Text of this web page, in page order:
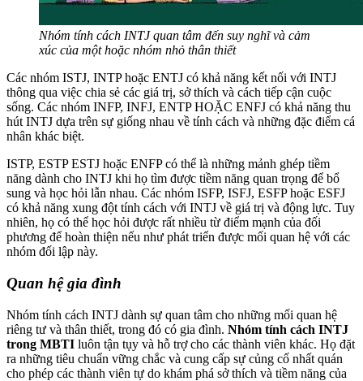
Nhóm tính cách INTJ quan tâm đến suy nghĩ và cảm
xúc của một hoặc nhóm nhỏ thân thiết
Các nhóm ISTJ, INTP hoặc ENTJ có khả năng kết nối với INTJ
thông qua việc chia sẻ các giá trị, sở thích và cách tiếp cận cuộc
sống. Các nhóm INFP, INFJ, ENTP HOẶC ENFJ có khả năng thu
hút INTJ dựa trên sự giống nhau về tính cách và những đặc điểm cá
nhân khác biệt.
ISTP, ESTP ESTJ hoặc ENFP có thể là những mảnh ghép tiềm
năng dành cho INTJ khi họ tìm được tiềm năng quan trọng để bổ
sung và học hỏi lẫn nhau. Các nhóm ISFP, ISFJ, ESFP hoặc ESFJ
có khả năng xung đột tính cách với INTJ về giá trị và động lực. Tuy
nhiên, họ có thể học hỏi được rất nhiều từ điểm mạnh của đối
phương để hoàn thiện nếu như phát triển được mối quan hệ với các
nhóm đối lập này.
Quan hệ gia đình
Nhóm tính cách INTJ dành sự quan tâm cho những mối quan hệ
riêng tư và thân thiết, trong đó có gia đình. Nhóm tính cách INTJ
trong MBTI luôn tận tụy và hỗ trợ cho các thành viên khác. Họ đặt
ra những tiêu chuẩn vững chắc và cung cấp sự củng cố nhất quán
cho phép các thành viên tự do khám phá sở thích và tiềm năng của